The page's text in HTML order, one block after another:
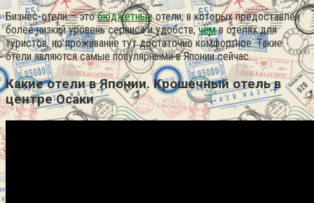
Бизнес-отели – этобюджетныеотели, в которых предоставлен
более низкий уровень сервиса и удобств,чемв отелях для
туристов, но проживание тут достаточно комфортное. Такие
отели являются самые популярными в Японии сейчас.
Какие отели в Японии. Крошечный отель в
центре Осаки